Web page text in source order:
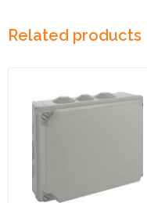
Related products